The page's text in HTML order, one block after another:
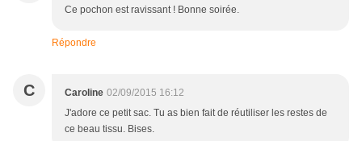
Ce pochon est ravissant ! Bonne soirée.
Répondre
C Caroline 02/09/2015 16:12
J'adore ce petit sac. Tu as bien fait de réutiliser les restes de
ce beau tissu. Bises.